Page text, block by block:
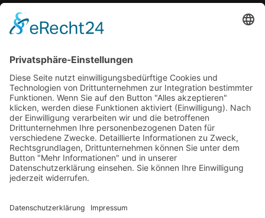
Brauchen Sie Hilfe?
Dafür sind wir da
RUFEN SIE UNS AN
+49 1718109213
SIE FINDEN UNS HIER
Otto Straße 1
63785 Obernburg